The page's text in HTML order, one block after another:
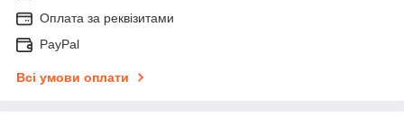
Оплата за реквізитами
PayPal
Всі умови оплати